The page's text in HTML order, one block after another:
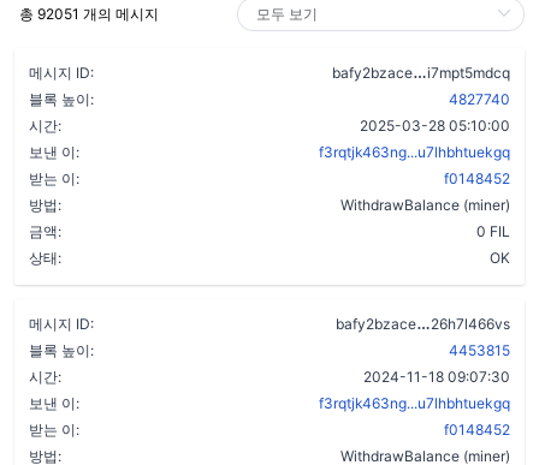
총 92051 개의 메시지
메시지 ID: bafy2bzace
i7mpt5mdcq
블록 높이:
4827740
시간:
2025-03-28 05:10:00
보낸 이:
f3rqtjk463ng...u7lhbhtuekgq
받는 이:
f0148452
방법:
WithdrawBalance (miner)
금액:
0 FIL
상태:
OK
메시지 ID: bafy2bzace
26h7l466vs
블록 높이:
4453815
시간:
2024-11-18 09:07:30
보낸 이:
f3rqtjk463ng...u7lhbhtuekgq
받는 이:
f0148452
방법:
WithdrawBalance (miner)